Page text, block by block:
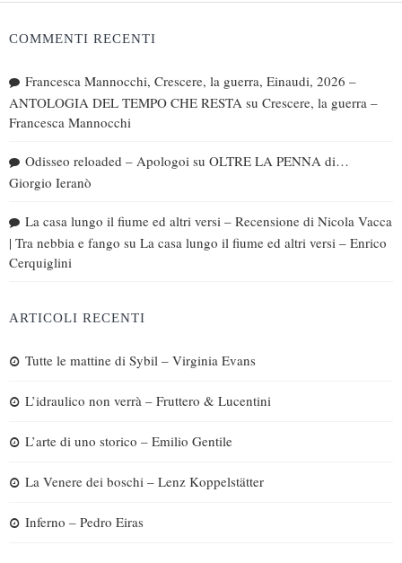
COMMENTI RECENTI
Francesca Mannocchi, Crescere, la guerra, Einaudi, 2026 –
ANTOLOGIA DEL TEMPO CHE RESTA su Crescere, la guerra –
Francesca Mannocchi
Odisseo reloaded – Apologoi su OLTRE LA PENNA di…
Giorgio Ieranò
La casa lungo il fiume ed altri versi – Recensione di Nicola Vacca
| Tra nebbia e fango su La casa lungo il fiume ed altri versi – Enrico
Cerquiglini
ARTICOLI RECENTI
Tutte le mattine di Sybil – Virginia Evans
L’idraulico non verrà – Fruttero & Lucentini
L’arte di uno storico – Emilio Gentile
La Venere dei boschi – Lenz Koppelstätter
Inferno – Pedro Eiras